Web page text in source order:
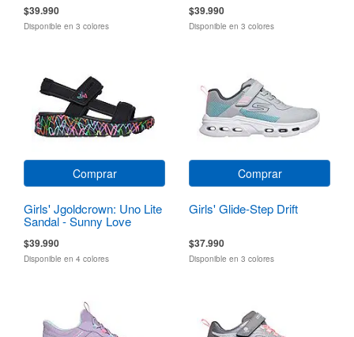
$39.990
Disponible en 3 colores
$39.990
Disponible en 3 colores
Comprar
Girls' Jgoldcrown: Uno Lite
Sandal - Sunny Love
$39.990
Disponible en 4 colores
Comprar
Girls' Glide-Step Drift
$37.990
Disponible en 3 colores